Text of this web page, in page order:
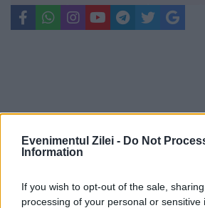
Evenimentul Zilei - Do Not
Information
If you wish to opt-out of the sale,
processing of your personal or sensitive